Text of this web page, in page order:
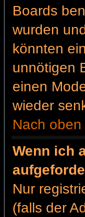
Boards
wurden
könnten
unnötigen
einen
wieder
Nach oben
Wenn ich
Nur
(falls der